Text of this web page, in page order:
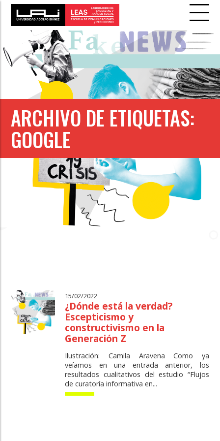
ARCHIVO DE ETIQUETAS:
GOOGLE
15/02/2022
¿Dónde está la verdad?
Escepticismo y
constructivismo en la
Generación Z
Ilustración: Camila Aravena Como ya
veíamos en una entrada anterior, los
resultados cualitativos del estudio “Flujos
de curatoría informativa en...